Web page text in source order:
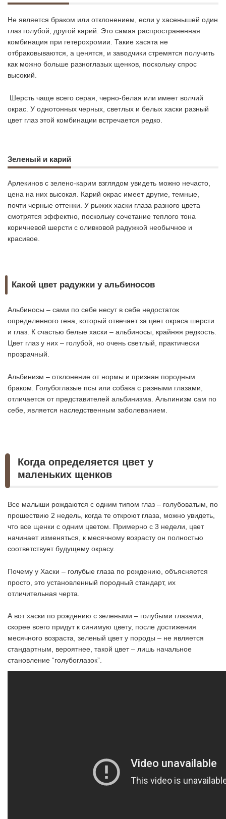
Не является браком или отклонением, если у хасенышей один
глаз голубой, другой карий. Это самая распространенная
комбинация при гетерохромии. Такие хасята не
отбраковываются, а ценятся, и заводчики стремятся получить
как можно больше разноглазых щенков, поскольку спрос
высокий.
Шерсть чаще всего серая, черно-белая или имеет волчий
окрас. У однотонных черных, светлых и белых хаски разный
цвет глаз этой комбинации встречается редко.
Зеленый и карий
Арлекинов с зелено-карим взглядом увидеть можно нечасто,
цена на них высокая. Карий окрас имеет другие, темные,
почти черные оттенки. У рыжих хаски глаза разного цвета
смотрятся эффектно, поскольку сочетание теплого тона
коричневой шерсти с оливковой радужкой необычное и
красивое.
Какой цвет радужки у альбиносов
Альбиносы – сами по себе несут в себе недостаток
определенного гена, который отвечает за цвет окраса шерсти
и глаз. К счастью белые хаски – альбиносы, крайняя редкость.
Цвет глаз у них – голубой, но очень светлый, практически
прозрачный.
Альбинизм – отклонение от нормы и признан породным
браком. Голубоглазые псы или собака с разными глазами,
отличается от представителей альбинизма. Альпинизм сам по
себе, является наследственным заболеванием.
Когда определяется цвет у
маленьких щенков
Все малыши рождаются с одним типом глаз – голубоватым, по
прошествию 2 недель, когда те откроют глаза, можно увидеть,
что все щенки с одним цветом. Примерно с 3 недели, цвет
начинает изменяться, к месячному возрасту он полностью
соответствует будущему окрасу.
Почему у Хаски – голубые глаза по рождению, объясняется
просто, это установленный породный стандарт, их
отличительная черта.
А вот хаски по рождению с зелеными – голубыми глазами,
скорее всего придут к синимую цвету, после достижения
месячного возраста, зеленый цвет у породы – не является
стандартным, вероятнее, такой цвет – лишь начальное
становление “голубоглазок”.